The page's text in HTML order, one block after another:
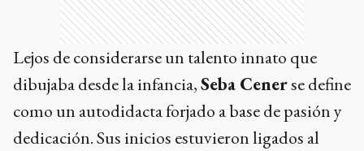
Lejos de considerarse un talento innato que
dibujaba desde la infancia,Seba Cenerse define
como un autodidacta forjado a base de pasión y
dedicación. Sus inicios estuvieron ligados al